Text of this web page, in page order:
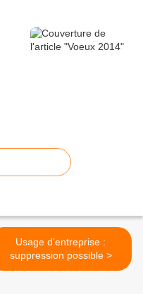
Usage d’entreprise :
suppression possible >